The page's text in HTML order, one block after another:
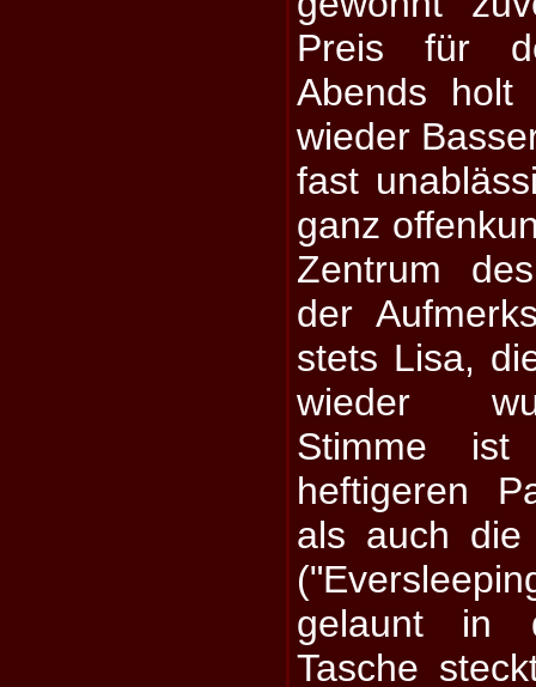
Preis für
Abends holt
wieder
fast
ganz
Zentrum
der
stets Lisa,
wieder
Stimme
heftigeren
als auch die
gelaunt in
Tasche